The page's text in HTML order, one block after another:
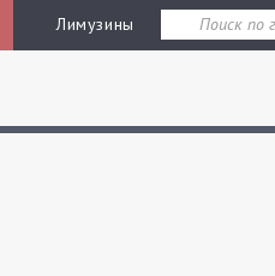
Лимузины